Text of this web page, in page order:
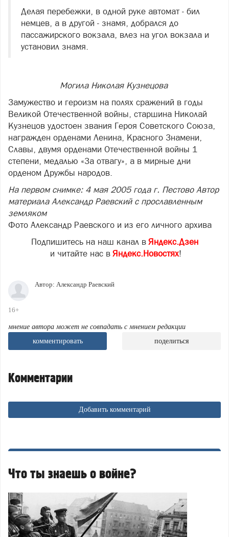
Делая перебежки, в одной руке автомат - бил
немцев, а в другой - знамя, добрался до
пассажирского вокзала, влез на угол вокзала и
установил знамя.
Могила Николая Кузнецова
Замужество и героизм на полях сражений в годы
Великой Отечественной войны, старшина Николай
Кузнецов удостоен звания Героя Советского Союза,
награжден орденами Ленина, Красного Знамени,
Славы, двумя орденами Отечественной войны 1
степени, медалью «За отвагу», а в мирные дни
орденом Дружбы народов.
На первом снимке: 4 мая 2005 года г. Пестово Автор
материала Александр Раевский с прославленным
земляком
Фото Александр Раевского и из его личного архива
Подпишитесь на наш канал в Яндекс.Дзен
и читайте нас в Яндекс.Новостях!
Автор: Александр Раевский
16+
мнение автора может не совпадать с мнением редакции
комментировать
поделиться
Комментарии
Добавить комментарий
Что ты знаешь о войне?